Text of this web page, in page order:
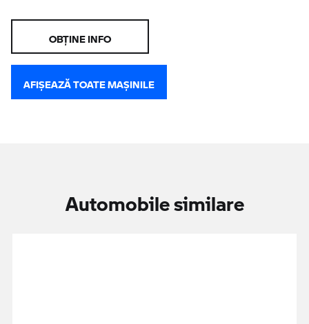
OBŢINE INFO
AFIŞEAZĂ TOATE MAŞINILE
Automobile similare